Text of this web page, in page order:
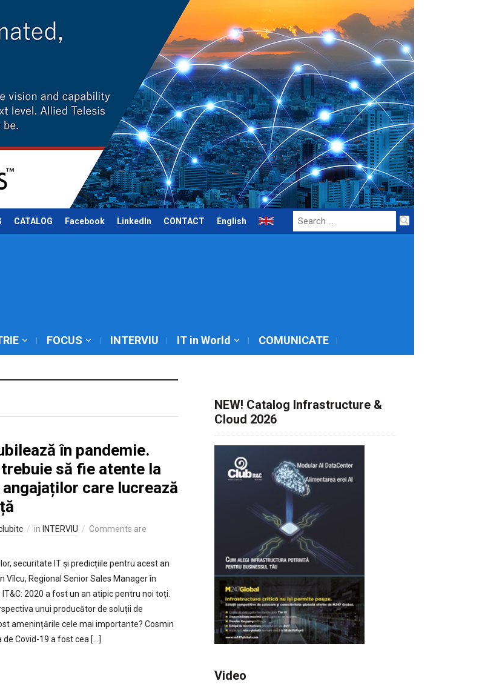
CATALOG Facebook LinkedIn CONTACT English
Search
for:
FOCUS INTERVIU IT in World COMUNICATE
în pandemie.
să fie atente la
care lucrează
in INTERVIU
Comments are
securitate IT și predicțiile pentru acest an
Vîlcu, Regional Senior Sales Manager în
IT&C: 2020 a fost un an atipic pentru noi toți.
unui producător de soluții de
amenințările cele mai importante? Cosmin
de Covid-19 a fost cea […]
NEW! Catalog Infrastructure &
Cloud 2026
Video